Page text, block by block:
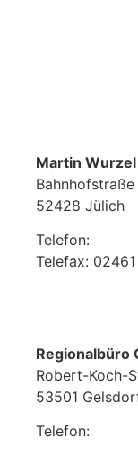
Martin
Bahnhofstraße
52428 Jülich
Telefon:
Telefax:
Regionalbüro
Robert-Koch-
53501
Telefon: